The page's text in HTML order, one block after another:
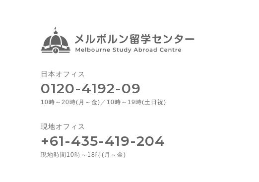
日本オフィス
0120-4192-09
10時～20時(月～金)／10時～19時(土日祝)
現地オフィス
+61-435-419-204
現地時間10時～18時(月～金)